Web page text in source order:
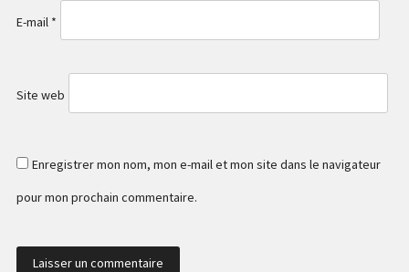
E-mail *
Site web
Enregistrer mon nom, mon e-mail et mon site dans le navigateur
pour mon prochain commentaire.